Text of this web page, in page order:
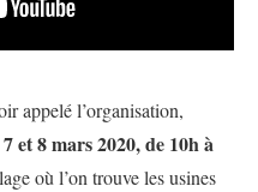
appelé l’organisation,
7 et 8 mars 2020, de 10h à
où l’on trouve les usines